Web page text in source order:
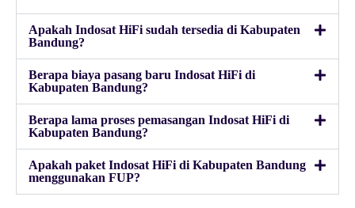
Apakah Indosat HiFi sudah tersedia di Kabupaten
Bandung?
Berapa biaya pasang baru Indosat HiFi di
Kabupaten Bandung?
Berapa lama proses pemasangan Indosat HiFi di
Kabupaten Bandung?
Apakah paket Indosat HiFi di Kabupaten Bandung
menggunakan FUP?